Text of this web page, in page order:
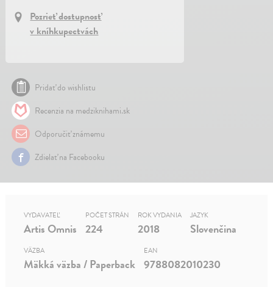
Pozrieť dostupnosť
v kníhkupectvách
Pridať do wishlistu
Recenzia na medziknihami.sk
Odporučiť známemu
Zdielať na Facebooku
VYDAVATEĽ
Artis Omnis
POČET STRÁN
224
ROK VYDANIA
2018
JAZYK
Slovenčina
VÄZBA
Mäkká väzba / Paperback
EAN
9788082010230